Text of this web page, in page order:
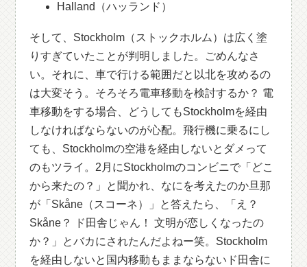
Halland（ハッランド）
そして、Stockholm（ストックホルム）は広く塗
りすぎていたことが判明しました。ごめんなさ
い。それに、車で行ける範囲だと以北を攻めるの
は大変そう。そろそろ電車移動を検討するか？ 電
車移動をする場合、どうしてもStockholmを経由
しなければならないのが心配。飛行機に乗るにし
ても、Stockholmの空港を経由しないとダメって
のもツライ。2月にStockholmのコンビニで「どこ
から来たの？」と聞かれ、なにを考えたのか旦那
が「Skåne（スコーネ）」と答えたら、「え？
Skåne？ ド田舎じゃん！ 文明が恋しくなったの
か？」とバカにされたんだよねー笑。Stockholm
を経由しないと国内移動もままならないド田舎に